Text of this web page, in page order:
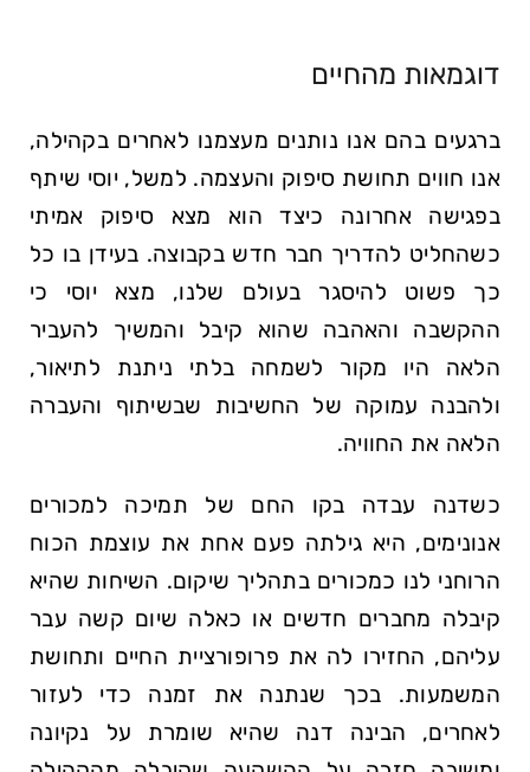
דוגמאות מהחיים
ברגעים בהם אנו נותנים מעצמנו לאחרים בקהילה,
אנו חווים תחושת סיפוק והעצמה. למשל, יוסי שיתף
בפגישה אחרונה כיצד הוא מצא סיפוק אמיתי
כשהחליט להדריך חבר חדש בקבוצה. בעידן בו כל
כך פשוט להיסגר בעולם שלנו, מצא יוסי כי
ההקשבה והאהבה שהוא קיבל והמשיך להעביר
הלאה היו מקור לשמחה בלתי ניתנת לתיאור,
ולהבנה עמוקה של החשיבות שבשיתוף והעברה
הלאה את החוויה.
כשדנה עבדה בקו החם של תמיכה למכורים
אנונימים, היא גילתה פעם אחת את עוצמת הכוח
הרוחני לנו כמכורים בתהליך שיקום. השיחות שהיא
קיבלה מחברים חדשים או כאלה שיום קשה עבר
עליהם, החזירו לה את פרופורציית החיים ותחושת
המשמעות. בכך שנתנה את זמנה כדי לעזור
לאחרים, הבינה דנה שהיא שומרת על נקיונה